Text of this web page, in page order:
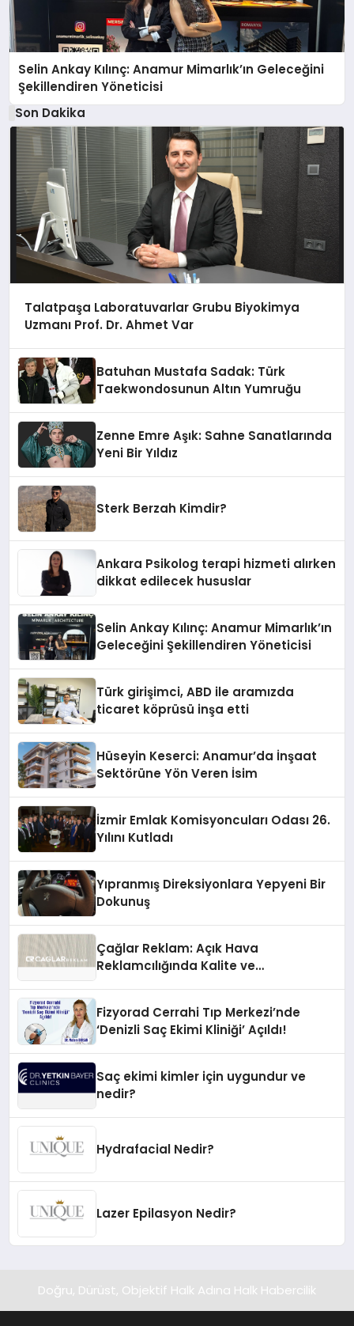
Selin Ankay Kılınç: Anamur Mimarlık’ın Geleceğini
Şekillendiren Yöneticisi
Son Dakika
Talatpaşa Laboratuvarlar Grubu Biyokimya
Uzmanı Prof. Dr. Ahmet Var
Batuhan Mustafa Sadak: Türk
Taekwondosunun Altın Yumruğu
Zenne Emre Aşık: Sahne Sanatlarında
Yeni Bir Yıldız
Sterk Berzah Kimdir?
Ankara Psikolog terapi hizmeti alırken
dikkat edilecek hususlar
Selin Ankay Kılınç: Anamur Mimarlık’ın
Geleceğini Şekillendiren Yöneticisi
Türk girişimci, ABD ile aramızda
ticaret köprüsü inşa etti
Hüseyin Keserci: Anamur’da İnşaat
Sektörüne Yön Veren İsim
İzmir Emlak Komisyoncuları Odası 26.
Yılını Kutladı
Yıpranmış Direksiyonlara Yepyeni Bir
Dokunuş
Çağlar Reklam: Açık Hava
Reklamcılığında Kalite ve
Fizyorad Cerrahi Tıp Merkezi’nde
‘Denizli Saç Ekimi Kliniği’ Açıldı!
Saç ekimi kimler için uygundur ve
nedir?
Hydrafacial Nedir?
Lazer Epilasyon Nedir?
Doğru, Dürüst, Objektif Halk Adına Halk Habercilik